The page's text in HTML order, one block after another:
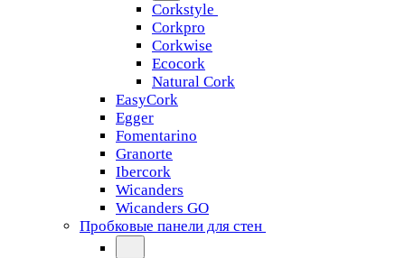
Corkstyle
Corkpro
Corkwise
Ecocork
Natural Cork
EasyCork
Egger
Fomentarino
Granorte
Ibercork
Wicanders
Wicanders GO
Пробковые панели для стен